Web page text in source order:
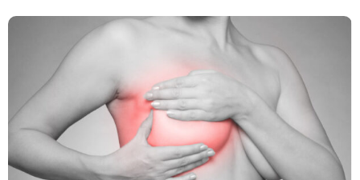
pourraient
moment
votre
examen
de
santé